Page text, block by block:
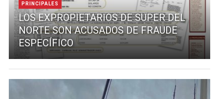
PRINCIPALES
LOS EXPROPIETARIOS DE SUPER DEL
NORTE SON ACUSADOS DE FRAUDE
ESPECÍFICO